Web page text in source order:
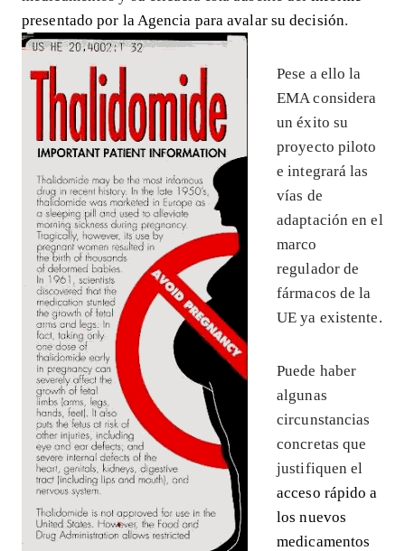
presentado por la Agencia para avalar su decisión.
Pese a ello la
EMA considera
un éxito su
proyecto piloto
e integrará las
vías de
adaptación en el
marco
regulador de
fármacos de la
UE ya existente.
Puede haber
algunas
circunstancias
concretas que
justifiquen el
acceso rápido a
los nuevos
medicamentos